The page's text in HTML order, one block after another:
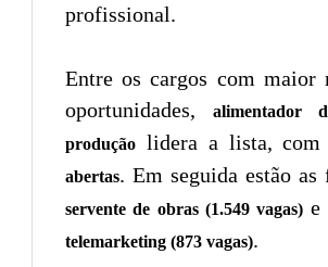
profissional.
Entre os cargos com maior
oportunidades,
alimentador
produção lidera a lista, com
abertas. Em seguida estão as
servente de obras (1.549 vagas) e
telemarketing (873 vagas).